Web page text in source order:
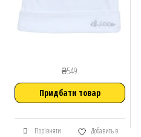
₴549
Придбати товар
Порівняти
Добавить в